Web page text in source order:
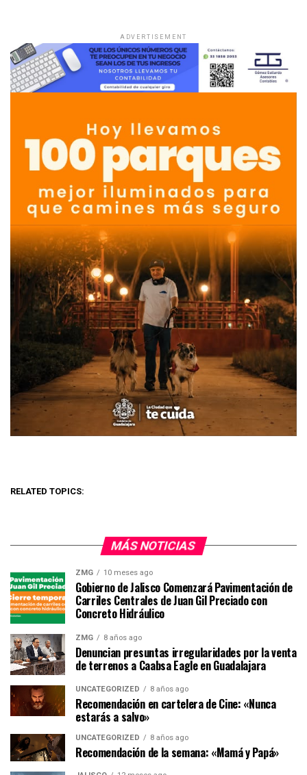
ADVERTISEMENT
RELATED TOPICS:
MÁS NOTICIAS
ZMG 10 meses ago
Gobierno de Jalisco Comenzará Pavimentación de
Carriles Centrales de Juan Gil Preciado con
Concreto Hidráulico
ZMG 8 años ago
Denuncian presuntas irregularidades por la venta
de terrenos a Caabsa Eagle en Guadalajara
UNCATEGORIZED 8 años ago
Recomendación en cartelera de Cine: «Nunca
estarás a salvo»
UNCATEGORIZED 8 años ago
Recomendación de la semana: «Mamá y Papá»